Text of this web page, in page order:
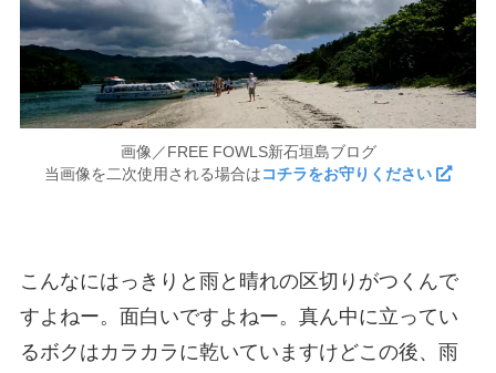
画像／FREE FOWLS新石垣島ブログ
当画像を二次使用される場合はコチラをお守りください
こんなにはっきりと雨と晴れの区切りがつくんで
すよねー。面白いですよねー。真ん中に立ってい
るボクはカラカラに乾いていますけどこの後、雨